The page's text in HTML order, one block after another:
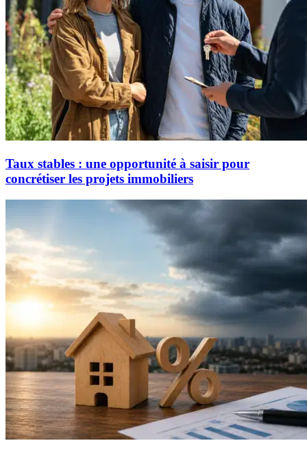
Taux stables : une opportunité à saisir pour
concrétiser les projets immobiliers